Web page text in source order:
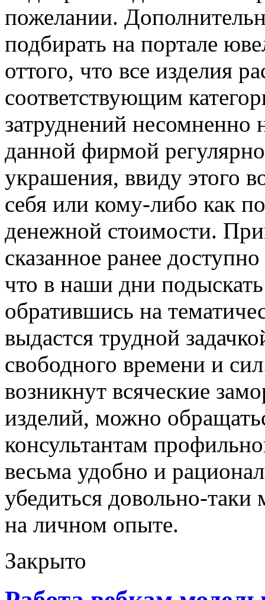
пожелании.
подбирать на портале
оттого, что все изделия
соответствующим
затруднений
данной фирмой
украшения, ввиду этого
себя или кому-либо как
денежной стоимости.
сказанное ранее
что в наши дни
обратившись на
выдастся трудной
свободного времени и
возникнут всяческие
изделий, можно
консультантам
весьма удобно и
убедиться довольно-
на личном опыте.
Закрыто